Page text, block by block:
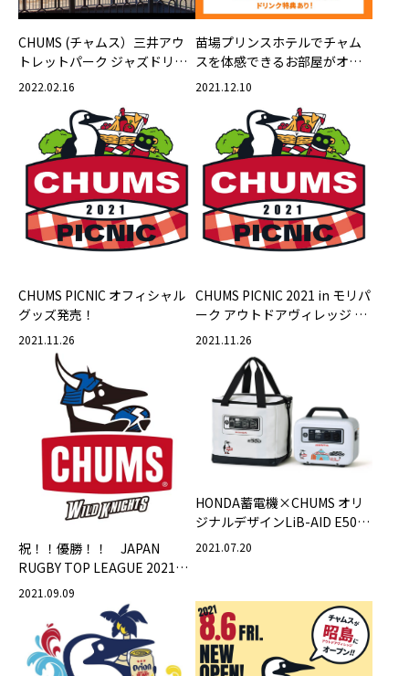
CHUMS (チャムス）三井アウ
トレットパーク ジャズドリー
ム長島店 3月18日（金）オー
2022.02.16
苗場プリンスホテルでチャム
スを体感できるお部屋がオー
プン！
2021.12.10
CHUMS PICNIC オフィシャル
グッズ発売！
2021.11.26
CHUMS PICNIC 2021 in モリパ
ーク アウトドアヴィレッジ 開
催決定！
2021.11.26
祝！！優勝！！ JAPAN
RUGBY TOP LEAGUE 2021
優勝記念【 CHUMS x
WILDKNIGHTS Celebration
Pint Cup 】を発売！
2021.09.09
HONDA蓄電機×CHUMS オリ
ジナルデザインLiB-AID E500
発売！
2021.07.20